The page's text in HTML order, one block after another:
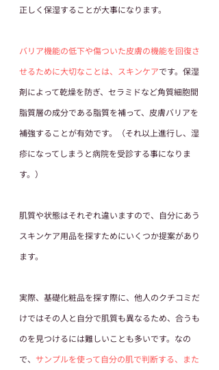
正しく保湿することが大事になります。
バリア機能の低下や傷ついた皮膚の機能を回復さ
せるために大切なことは、スキンケアです。保湿
剤によって乾燥を防ぎ、セラミドなど角質細胞間
脂質層の成分である脂質を補って、皮膚バリアを
補強することが有効です。（それ以上進行し、湿
疹になってしまうと病院を受診する事になりま
す。）
肌質や状態はそれぞれ違いますので、自分にあう
スキンケア用品を探すためにいくつか提案があり
ます。
実際、基礎化粧品を探す際に、他人のクチコミだ
けではその人と自分で肌質も異なるため、合うも
のを見つけるには難しいことも多いです。なの
で、 サンプルを使って自分の肌で判断する、また